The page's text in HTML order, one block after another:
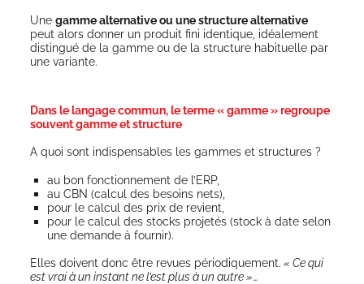
Une gamme alter­na­tive ou une struc­ture alter­na­tive
peut alors don­ner un pro­duit fini iden­tique, idéa­le­ment
dis­tin­gué de la gamme ou de la struc­ture habi­tuelle par
une variante.
Dans le langage commun, le terme « gamme » regroupe
souvent gamme et structure
A quoi sont indis­pen­sables les gammes et structures ?
au bon fonc­tion­ne­ment de l’ERP,
au CBN (cal­cul des besoins nets),
pour le cal­cul des prix de revient,
pour le cal­cul des stocks pro­je­tés (stock à date selon
une demande à fournir).
Elles doivent donc être revues pério­di­que­ment. « Ce qui
est vrai à un ins­tant ne l’est plus à un autre »…